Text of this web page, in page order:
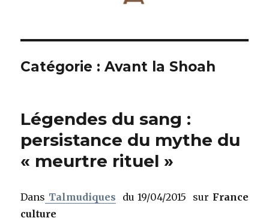
Catégorie :Avant la Shoah
Légendes du sang :
persistance du mythe du
« meurtre rituel »
Dans Talmudiques du 19/04/2015 sur France
culture